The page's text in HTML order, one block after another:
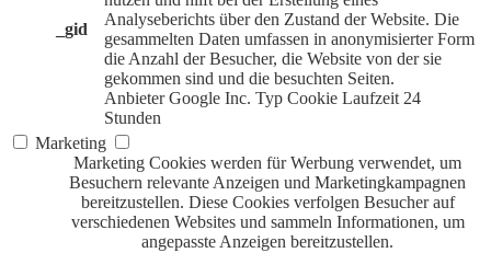
_gid
Analyseberichts über den Zustand der Website. Die
gesammelten Daten umfassen in anonymisierter Form
die Anzahl der Besucher, die Website von der sie
gekommen sind und die besuchten Seiten.
Anbieter Google Inc. Typ Cookie Laufzeit 24
Stunden
Marketing
Marketing Cookies werden für Werbung verwendet, um
Besuchern relevante Anzeigen und Marketingkampagnen
bereitzustellen. Diese Cookies verfolgen Besucher auf
verschiedenen Websites und sammeln Informationen, um
angepasste Anzeigen bereitzustellen.